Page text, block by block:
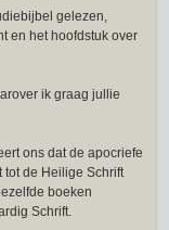
gelezen,
en het hoofdstuk over
ik graag jullie
ons dat de apocriefe
de Heilige Schrift
boeken
Schrift.